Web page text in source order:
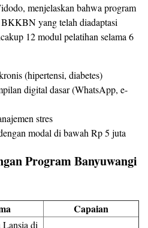
menjelaskan bahwa program
yang telah diadaptasi
12 modul pelatihan selama 6
(hipertensi, diabetes)
digital dasar (WhatsApp, e-
stres
modal di bawah Rp 5 juta
Program Banyuwangi
Capaian
Lansia di